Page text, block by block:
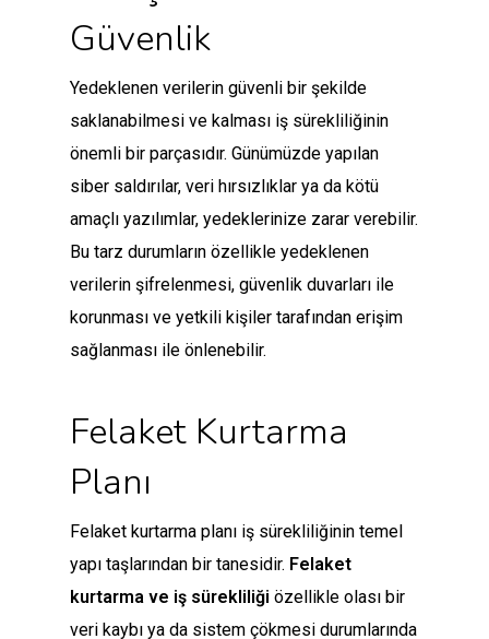
Güvenlik
Yedeklenen verilerin güvenli bir şekilde
saklanabilmesi ve kalması iş sürekliliğinin
önemli bir parçasıdır. Günümüzde yapılan
siber saldırılar, veri hırsızlıklar ya da kötü
amaçlı yazılımlar, yedeklerinize zarar verebilir.
Bu tarz durumların özellikle yedeklenen
verilerin şifrelenmesi, güvenlik duvarları ile
korunması ve yetkili kişiler tarafından erişim
sağlanması ile önlenebilir.
Felaket Kurtarma
Planı
Felaket kurtarma planı iş sürekliliğinin temel
yapı taşlarından bir tanesidir. Felaket
kurtarma ve iş sürekliliği özellikle olası bir
veri kaybı ya da sistem çökmesi durumlarında